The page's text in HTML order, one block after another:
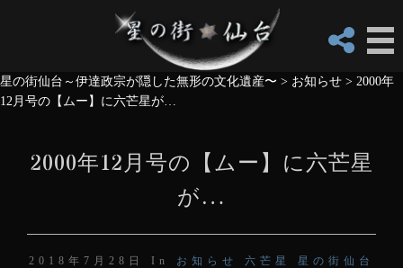
星の街仙台～伊達政宗が隠した無形の文化遺産〜 > お知らせ > 2000年
12月号の【ムー】に六芒星が…
2000年12月号の【ムー】に六芒星
が…
2018年7月28日 In お知らせ 六芒星
星の街仙台